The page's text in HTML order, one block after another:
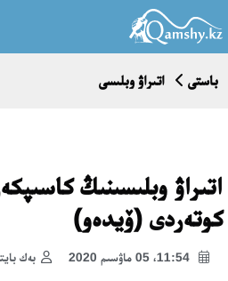
باستى اتىراۋ وبلىسى
اتىراۋ وبلىسىنىڭ
كوتەردى (ۆيدەو)
بەك